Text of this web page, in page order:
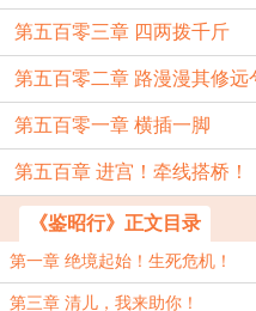
第五百零三章 四两拨千斤
第五百零二章 路漫漫其修远
第五百零一章 横插一脚
第五百章 进宫！牵线搭桥！
《鉴昭行》正文目录
第一章 绝境起始！生死危机！
第三章 清儿，我来助你！